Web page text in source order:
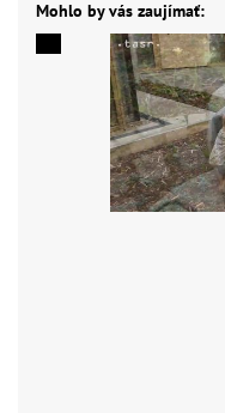
Mohlo by vás zaujímať: